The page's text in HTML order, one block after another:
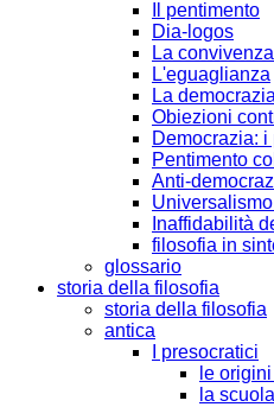
Il pentimento
Dia-logos
La
L'eguaglianza
La democrazia
Obiezioni
Democrazia: i
Pentimento
Anti-
Inaffidabilità
filosofia in
glossario
storia della filosofia
storia della filosofia
antica
I presocratici
le
la